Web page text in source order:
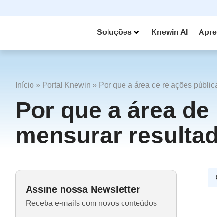
Soluções Knewin AI
Início » Portal Knewin » Por que a área de relações
Por que a área
mensurar
Assine nossa Newsletter
Receba e-mails com novos conteúdos